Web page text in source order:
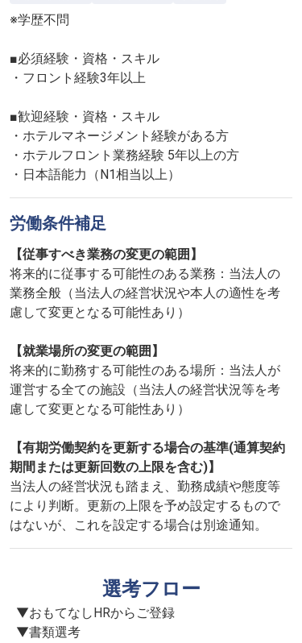
※学歴不問
■必須経験・資格・スキル
・フロント経験3年以上
■歓迎経験・資格・スキル
・ホテルマネージメント経験がある方
・ホテルフロント業務経験 5年以上の方
・日本語能力（N1相当以上）
労働条件補足
【従事すべき業務の変更の範囲】
将来的に従事する可能性のある業務：当法人の
業務全般（当法人の経営状況や本人の適性を考
慮して変更となる可能性あり）
【就業場所の変更の範囲】
将来的に勤務する可能性のある場所：当法人が
運営する全ての施設（当法人の経営状況等を考
慮して変更となる可能性あり）
【有期労働契約を更新する場合の基準(通算契約
期間または更新回数の上限を含む)】
当法人の経営状況も踏まえ、勤務成績や態度等
により判断。更新の上限を予め設定するもので
はないが、これを設定する場合は別途通知。
選考フロー
▼おもてなしHRからご登録
▼書類選考